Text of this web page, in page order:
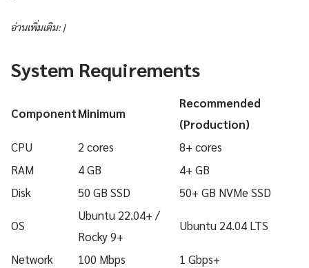
อ่านเพิ่มเติม: |
System Requirements
ComponentMinimum
Recommended
(Production)
CPU
2 cores
8+ cores
RAM
4 GB
4+ GB
Disk
50 GB SSD 50+ GB NVMe SSD
OS
Ubuntu 22.04+ /
Rocky 9+
Ubuntu 24.04 LTS
Network 100 Mbps 1 Gbps+